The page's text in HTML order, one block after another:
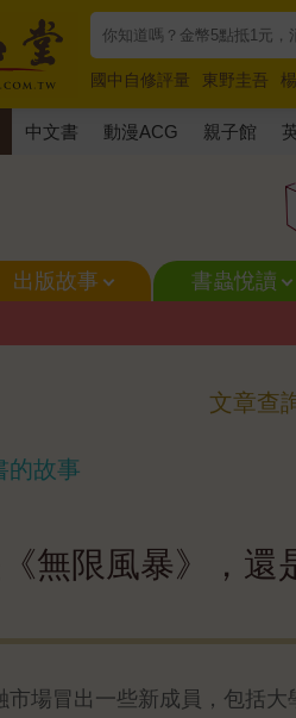
國中自修評量 東野圭吾
唯紅花綻放
奧德賽 路邊
中文書 動漫ACG 親子館
出版故事 書蟲悅讀
文章查
的故事
無限風暴》，還
市場冒出一些新成員，包括